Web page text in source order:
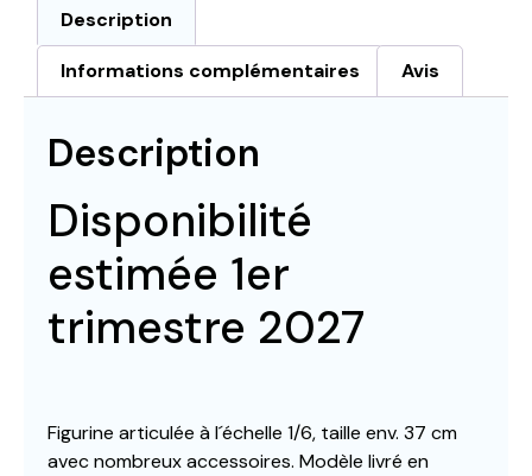
Description
Informations complémentaires Avis
Description
Disponibilité
estimée 1er
trimestre 2027
Figurine articulée à l´échelle 1/6, taille env. 37 cm
avec nombreux accessoires. Modèle livré en